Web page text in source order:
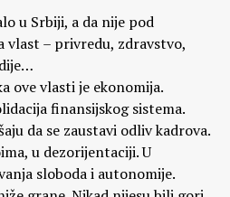
u Srbiji, a da nije pod
vlast – privredu, zdravstvo,
ove vlasti je ekonomija.
finansijskog sistema.
da se zaustavi odliv kadrova.
u dezorijentaciji. U
sloboda i autonomije.